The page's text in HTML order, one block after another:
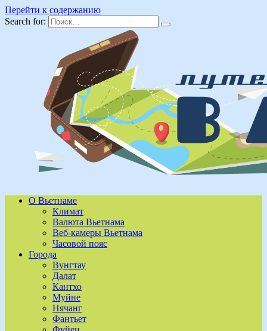
Перейти к содержанию
Search for:
О Вьетнаме
Климат
Валюта Вьетнама
Веб-камеры Вьетнама
Часовой пояс
Города
Вунгтау
Далат
Кантхо
Муйне
Нячанг
Фантьет